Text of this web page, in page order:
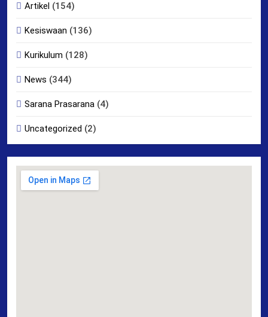
Artikel (154)
Kesiswaan (136)
Kurikulum (128)
News (344)
Sarana Prasarana (4)
Uncategorized (2)